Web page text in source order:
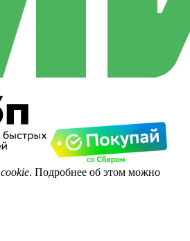
cookie. Подробнее об этом можно